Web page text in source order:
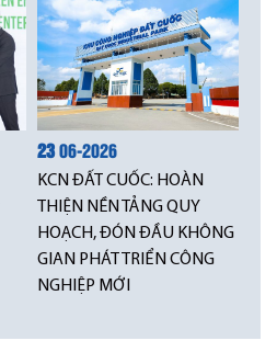
2306-2026
KCN ĐẤT CUỐC: HOÀN
THIỆN NỀN TẢNG QUY
HOẠCH, ĐÓN ĐẦU KHÔNG
GIAN PHÁT TRIỂN CÔNG
NGHIỆP MỚI